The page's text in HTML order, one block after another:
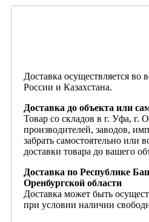
Доставка осуществляется во
России и Казахстана.
Доставка до объекта или
Товар со складов в г. Уфа, г.
производителей, заводов,
забрать самостоятельно или
доставки товара до вашего
Доставка по Республике
Оренбургской области
Доставка может быть
при условии наличии